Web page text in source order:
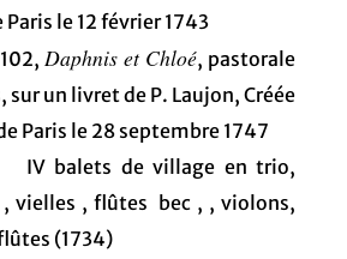
Paris le 12 février 1743
Daphnis et Chloé, pastorale
sur un livret de P. Laujon, Créée
Paris le 28 septembre 1747
balets de village en trio,
vielles , flûtes bec , , violons,
(1734)